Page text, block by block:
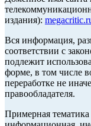
издания):
Вся информация,
соответствии с
подлежит
форме, в том числе
переработке не
правообладателя.
Примерная